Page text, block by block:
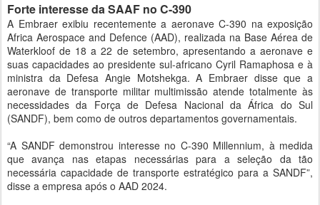
Forte interesse da SAAF no C-390
A Embraer exibiu recentemente a aeronave C-390 na exposição
Africa Aerospace and Defence (AAD), realizada na Base Aérea de
Waterkloof de 18 a 22 de setembro, apresentando a aeronave e
suas capacidades ao presidente sul-africano Cyril Ramaphosa e à
ministra da Defesa Angie Motshekga. A Embraer disse que a
aeronave de transporte militar multimissão atende totalmente às
necessidades da Força de Defesa Nacional da África do Sul
(SANDF), bem como de outros departamentos governamentais.
“A SANDF demonstrou interesse no C-390 Millennium, à medida
que avança nas etapas necessárias para a seleção da tão
necessária capacidade de transporte estratégico para a SANDF”,
disse a empresa após o AAD 2024.